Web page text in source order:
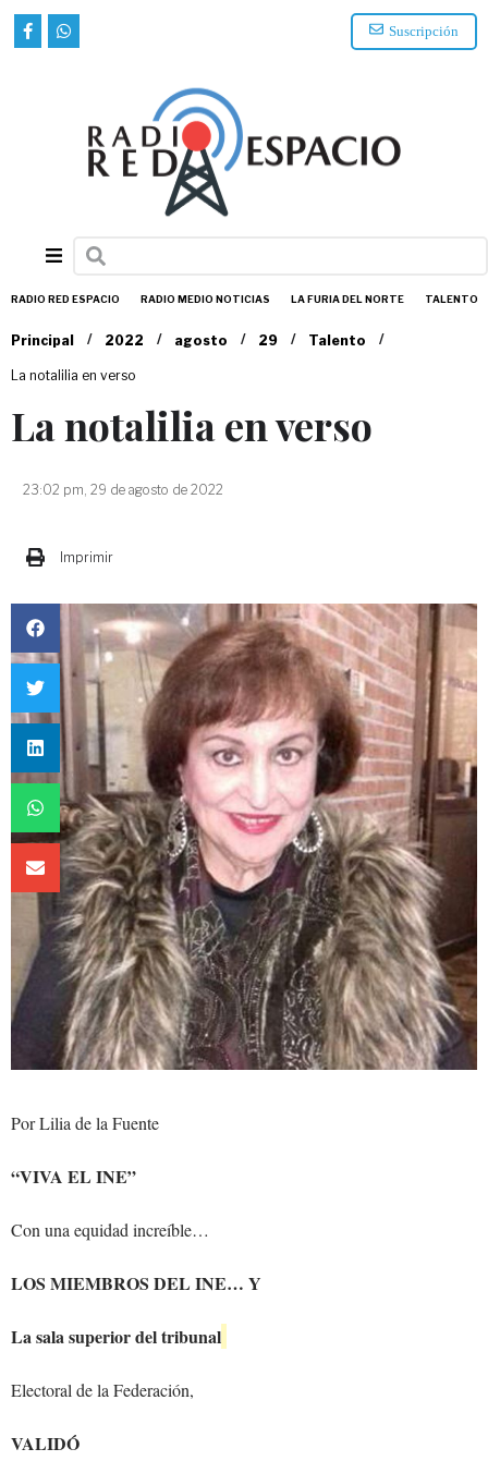
Suscripción
RADIO RED ESPACIO RADIO MEDIO NOTICIAS LA FURIA DEL NORTE TALENTO
Principal / 2022 / agosto / 29 / Talento /
La notalilia en verso
La notalilia en verso
23:02 pm, 29 de agosto de 2022
Imprimir
Por Lilia de la Fuente
“VIVA EL INE”
Con una equidad increíble…
LOS MIEMBROS DEL INE… Y
La sala superior del tribunal
Electoral de la Federación,
VALIDÓ